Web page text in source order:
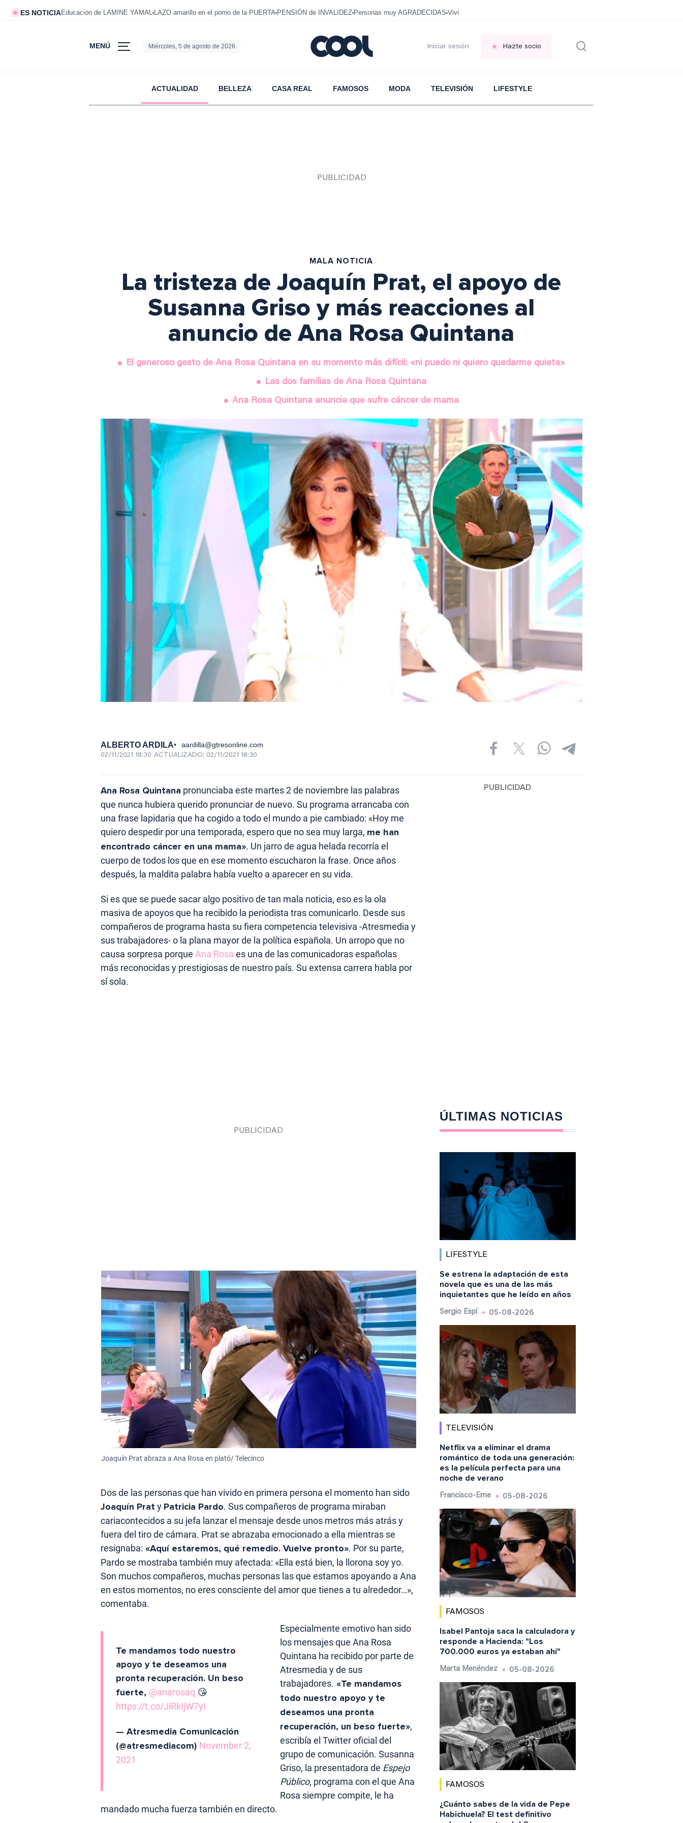
ES NOTICIAEducación de LAMINE YAMAL LAZO amarillo en el pomo de la PUERTA PENSIÓN de INVALIDEZ Personas muy AGRADECIDAS Vivir GRATIS en una ISLA en GRECIA
MENÚ Miércoles, 5 de agosto de 2026 Iniciar sesión Hazte socio
ACTUALIDAD BELLEZA CASA REAL FAMOSOS MODA TELEVISIÓN LIFESTYLE
MALA NOTICIA
La tristeza de Joaquín Prat, el apoyo de
Susanna Griso y más reacciones al
anuncio de Ana Rosa Quintana
El generoso gesto de Ana Rosa Quintana en su momento más difícil: «ni puedo ni quiero quedarme quieta»
Las dos familias de Ana Rosa Quintana
Ana Rosa Quintana anuncia que sufre cáncer de mama
ALBERTO ARDILA aardilla@gtresonline.com
02/11/2021 18:30 ACTUALIZADO: 02/11/2021 18:30
Ana Rosa Quintana pronunciaba este martes 2 de noviembre las palabras
que nunca hubiera querido pronunciar de nuevo. Su programa arrancaba con
una frase lapidaria que ha cogido a todo el mundo a pie cambiado: «Hoy me
quiero despedir por una temporada, espero que no sea muy larga, me han
encontrado cáncer en una mama». Un jarro de agua helada recorría el
cuerpo de todos los que en ese momento escucharon la frase. Once años
después, la maldita palabra había vuelto a aparecer en su vida.
Si es que se puede sacar algo positivo de tan mala noticia, eso es la ola
masiva de apoyos que ha recibido la periodista tras comunicarlo. Desde sus
compañeros de programa hasta su fiera competencia televisiva -Atresmedia y
sus trabajadores- o la plana mayor de la política española. Un arropo que no
causa sorpresa porque Ana Rosa es una de las comunicadoras españolas
más reconocidas y prestigiosas de nuestro país. Su extensa carrera habla por
sí sola.
Joaquín Prat abraza a Ana Rosa en plató/ Telecinco
Dos de las personas que han vivido en primera persona el momento han sido
Joaquín Praty Patricia Pardo. Sus compañeros de programa miraban
cariacontecidos a su jefa lanzar el mensaje desde unos metros más atrás y
fuera del tiro de cámara. Prat se abrazaba emocionado a ella mientras se
resignaba: «Aquí estaremos, qué remedio. Vuelve pronto». Por su parte,
Pardo se mostraba también muy afectada: «Ella está bien, la llorona soy yo.
Son muchos compañeros, muchas personas las que estamos apoyando a Ana
en estos momentos, no eres consciente del amor que tienes a tu alrededor…»,
comentaba.
Te mandamos todo nuestro
apoyo y te deseamos una
pronta recuperación. Un beso
fuerte, @anarosaq 😘
https://t.co/JlRkIjW7yI
— Atresmedia Comunicación
(@atresmediacom) November 2,
2021
Especialmente emotivo han sido
los mensajes que Ana Rosa
Quintana ha recibido por parte de
Atresmedia y de sus
trabajadores. «Te mandamos
todo nuestro apoyo y te
deseamos una pronta
recuperación, un beso fuerte»,
escribía el Twitter oficial del
grupo de comunicación. Susanna
Griso, la presentadora de Espejo
Público, programa con el que Ana
Rosa siempre compite, le ha
mandado mucha fuerza también en directo.
ÚLTIMAS NOTICIAS
LIFESTYLE
Se estrena la adaptación de esta
novela que es una de las más
inquietantes que he leído en años
Sergio Espí 05-08-2026
TELEVISIÓN
Netflix va a eliminar el drama
romántico de toda una generación:
es la película perfecta para una
noche de verano
Francisco-Eme 05-08-2026
FAMOSOS
Isabel Pantoja saca la calculadora y
responde a Hacienda: "Los
700.000 euros ya estaban ahí"
Marta Menéndez 05-08-2026
FAMOSOS
¿Cuánto sabes de la vida de Pepe
Habichuela? El test definitivo